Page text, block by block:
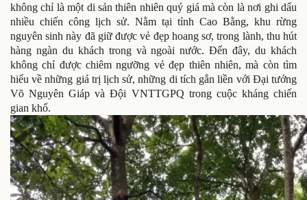
không chỉ là một di sản thiên nhiên quý giá mà còn là nơi ghi dấu
nhiều chiến công lịch sử. Nằm tại tỉnh Cao Bằng, khu rừng
nguyên sinh này đã giữ được vẻ đẹp hoang sơ, trong lành, thu hút
hàng ngàn du khách trong và ngoài nước. Đến đây, du khách
không chỉ được chiêm ngưỡng vẻ đẹp thiên nhiên, mà còn tìm
hiểu về những giá trị lịch sử, những di tích gắn liền với Đại tướng
Võ Nguyên Giáp và Đội VNTTGPQ trong cuộc kháng chiến
gian khổ.